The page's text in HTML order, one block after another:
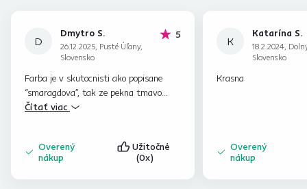
D
Dmytro S.
26.12.2025, Pusté Úľany,
Slovensko
5hviezdičiek
Farba je v skutocnisti ako popisane
“smaragdova”, tak ze pekna tmavo
zelena. Nie je ako na obrazku. A bolo
Čítať viac
Overený
nákup
Užitočné
(0x)
K
Katarína S.
18.2.2024,
Slovensko
Krasna
Overený
nákup